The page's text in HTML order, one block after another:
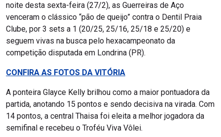
noite desta sexta-feira (27/2), as Guerreiras de Aço
venceram o clássico “pão de queijo” contra o Dentil Praia
Clube, por 3 sets a 1 (20/25, 25/16, 25/18 e 25/20) e
seguem vivas na busca pelo hexacampeonato da
competição disputada em Londrina (PR).
CONFIRA AS FOTOS DA VITÓRIA
A ponteira Glayce Kelly brilhou como a maior pontuadora da
partida, anotando 15 pontos e sendo decisiva na virada. Com
14 pontos, a central Thaisa foi eleita a melhor jogadora da
semifinal e recebeu o Troféu Viva Vôlei.